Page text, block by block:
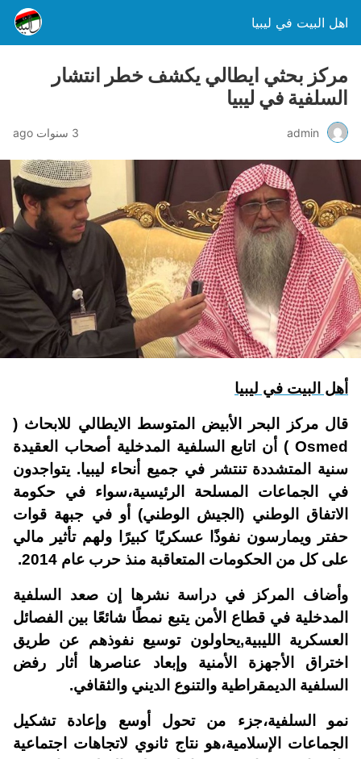
اهل البيت في ليبيا
مركز بحثي ايطالي يكشف خطر انتشار
السلفية في ليبيا
admin 3 سنوات ago
أهل البيت في ليبيا
قال مركز البحر الأبيض المتوسط الايطالي للابحاث (
Osmed ) أن اتابع السلفية المدخلية أصحاب العقيدة
سنية المتشددة تنتشر في جميع أنحاء ليبيا. يتواجدون
في الجماعات المسلحة الرئيسية،سواء في حكومة
الاتفاق الوطني (الجيش الوطني) أو في جبهة قوات
حفتر ويمارسون نفوذًا عسكريًا كبيرًا ولهم تأثير مالي
على كل من الحكومات المتعاقبة منذ حرب عام 2014.
وأضاف المركز في دراسة نشرها إن صعد السلفية
المدخلية في قطاع الأمن يتبع نمطًا شائعًا بين الفصائل
العسكرية الليبية,يحاولون توسيع نفوذهم عن طريق
اختراق الأجهزة الأمنية وإبعاد عناصرها أثار رفض
السلفية الديمقراطية والتنوع الديني والثقافي.
نمو السلفية،جزء من تحول أوسع وإعادة تشكيل
الجماعات الإسلامية،هو نتاج ثانوي لاتجاهات اجتماعية